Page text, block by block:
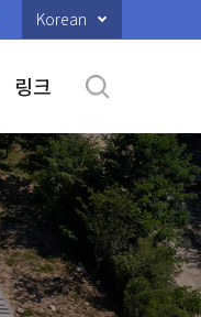
Korean
링크